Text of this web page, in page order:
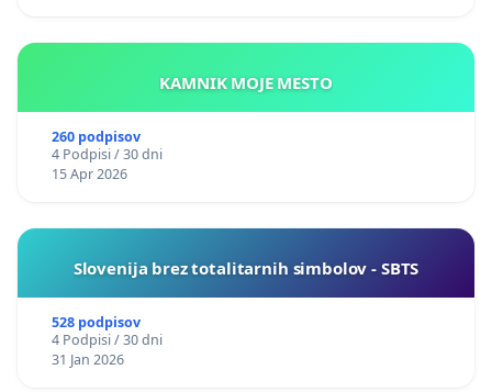
KAMNIK MOJE MESTO
260 podpisov
4 Podpisi / 30 dni
15 Apr 2026
Slovenija brez totalitarnih simbolov - SBTS
528 podpisov
4 Podpisi / 30 dni
31 Jan 2026